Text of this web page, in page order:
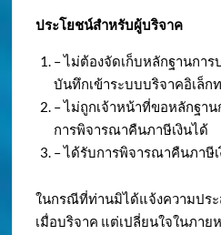
ประโยชน์สำหรับผู้บริจาค
– ไม่ต้องจัดเก็บหลักฐานการ
บันทึกเข้าระบบบริจาคอิเล็ก
– ไม่ถูกเจ้าหน้าที่ขอหลักฐา
การพิจารณาคืนภาษีเงินได้
– ได้รับการพิจารณาคืนภาษี
ในกรณีที่ท่านมิได้แจ้งความประ
เมื่อบริจาค แต่เปลี่ยนใจในภาย